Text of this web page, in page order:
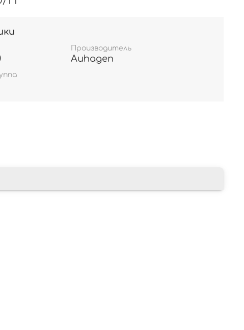
Производитель
Auhagen